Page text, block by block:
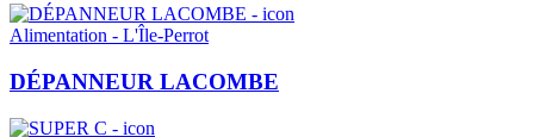
Alimentation - L'Île-Perrot
DÉPANNEUR LACOMBE